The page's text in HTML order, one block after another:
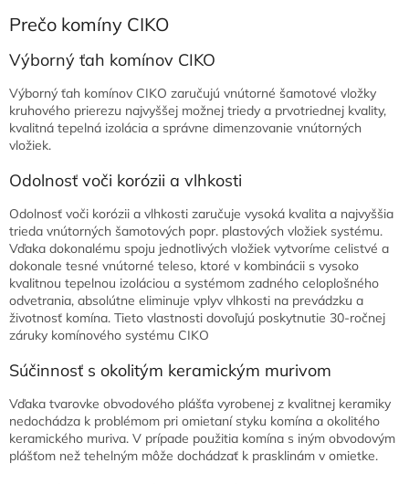
Prečo komíny CIKO
Výborný ťah komínov CIKO
Výborný ťah komínov CIKO zaručujú vnútorné šamotové vložky
kruhového prierezu najvyššej možnej triedy a prvotriednej kvality,
kvalitná tepelná izolácia a správne dimenzovanie vnútorných
vložiek.
Odolnosť voči korózii a vlhkosti
Odolnosť voči korózii a vlhkosti zaručuje vysoká kvalita a najvyššia
trieda vnútorných šamotových popr. plastových vložiek systému.
Vďaka dokonalému spoju jednotlivých vložiek vytvoríme celistvé a
dokonale tesné vnútorné teleso, ktoré v kombinácii s vysoko
kvalitnou tepelnou izoláciou a systémom zadného celoplošného
odvetrania, absolútne eliminuje vplyv vlhkosti na prevádzku a
životnosť komína. Tieto vlastnosti dovoľujú poskytnutie 30-ročnej
záruky komínového systému CIKO
Súčinnosť s okolitým keramickým murivom
Vďaka tvarovke obvodového plášťa vyrobenej z kvalitnej keramiky
nedochádza k problémom pri omietaní styku komína a okolitého
keramického muriva. V prípade použitia komína s iným obvodovým
plášťom než tehelným môže dochádzať k prasklinám v omietke.